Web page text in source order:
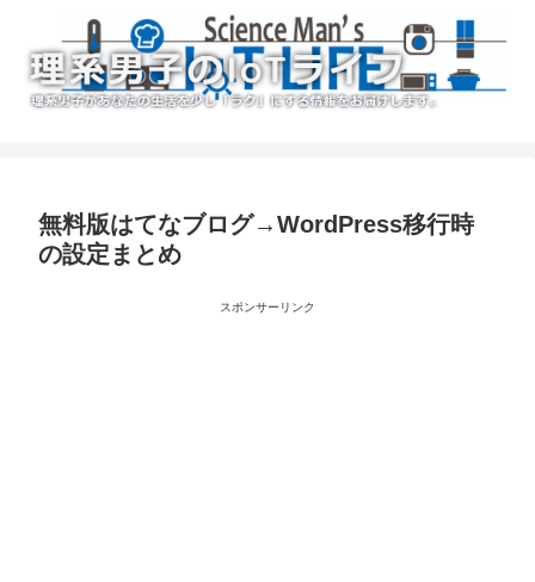
無料版はてなブログ→WordPress移行時
の設定まとめ
スポンサーリンク